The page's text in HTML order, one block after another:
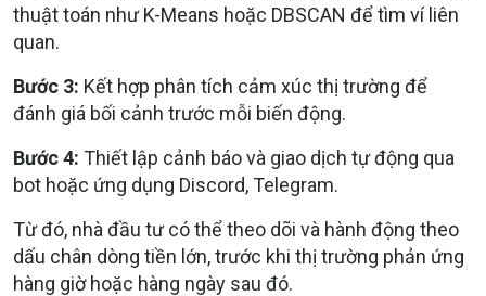
thuật toán như K-Means hoặc DBSCAN để tìm ví liên
quan.
Bước 3: Kết hợp phân tích cảm xúc thị trường để
đánh giá bối cảnh trước mỗi biến động.
Bước 4: Thiết lập cảnh báo và giao dịch tự động qua
bot hoặc ứng dụng Discord, Telegram.
Từ đó, nhà đầu tư có thể theo dõi và hành động theo
dấu chân dòng tiền lớn, trước khi thị trường phản ứng
hàng giờ hoặc hàng ngày sau đó.